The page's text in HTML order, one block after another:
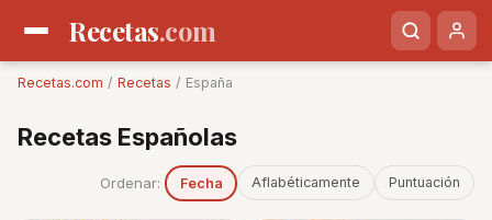
Recetas.com
Recetas.com / Recetas / España
Recetas Españolas
Ordenar: Fecha Aflabéticamente Puntuación